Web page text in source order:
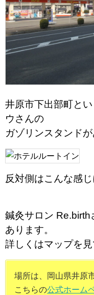
井原市下出部町と
ウさんの
ガゾリンスタンドが
反対側はこんな感じ
鍼灸サロン
あります。
詳しくはマップを
場所は、岡山県井原
こちらの公式ホーム